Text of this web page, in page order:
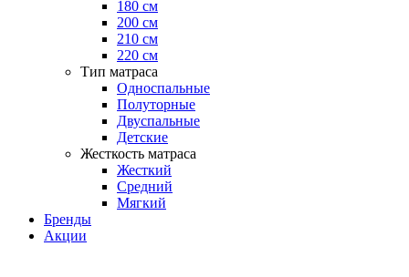
180 см
200 см
210 см
220 см
Тип матраса
Односпальные
Полуторные
Двуспальные
Детские
Жесткость матраса
Жесткий
Средний
Мягкий
Бренды
Акции